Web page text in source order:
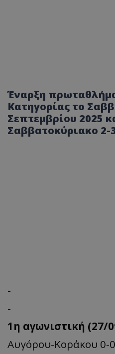
Έναρξη
Κατηγορίας το
Σεπτεμβρίου 2025
Σαββατοκύριακο 2-
-
-
1η αγωνιστική (27/
Αυγόρου-Κοράκου 0-0